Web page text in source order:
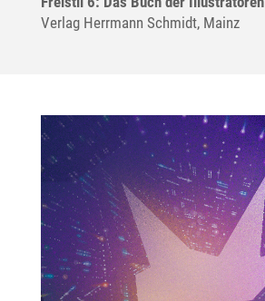
Verlag Herrmann Schmidt, Mainz